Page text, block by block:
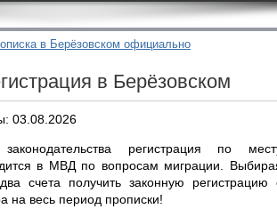
в Берёзовском официально
в Берёзовском
03.08.2026
регистрация по
в МВД по вопросам миграции.
счета получить законную регистрацию
на весь период прописки!